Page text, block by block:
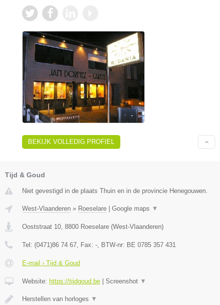
BEKIJK VOLLEDIG PROFIEL
Tijd & Goud
Niet gevestigd in de plaats Thuin en in de provincie Henegouwen.
West-Vlaanderen » Roeselare | Google maps ▼
Ooststraat 10 8800 Roeselare (West-Vlaanderen)
Tel: (0471)86 74 67 , Fax: - , BTW-nr: BE 0785 357 431
E-mail › Tijd & Goud
Website: https://tijdgoud.be | Screenshot ▼
Herstellen van horloges ▼